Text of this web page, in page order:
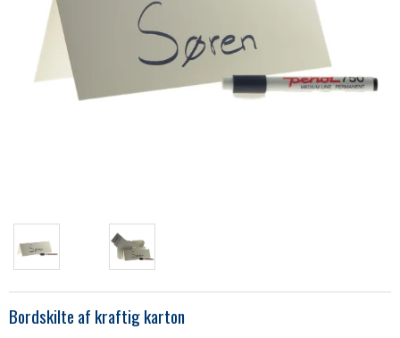
Bordskilte af kraftig karton